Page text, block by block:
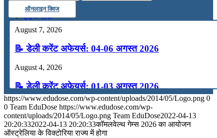
टुडेज जीके
Menu Menu
ऑनलाइन क्विज
August 7, 2026
📝 डेली करेंट अफेयर्स: 04-06 अगस्त 2026
August 4, 2026
📝 डेली करेंट अफेयर्स: 01-03 अगस्त 2026
July 31, 2026
📝 डेली करेंट अफेयर्स: 28-31 जुलाई 2026
https://www.edudose.com/wp-content/uploads/2014/05/Logo.png 0
0 Team EduDose https://www.edudose.com/wp-
content/uploads/2014/05/Logo.png Team EduDose2022-04-13
20:20:332022-04-13 20:20:33कॉमलवेल्‍थ गेम्‍स 2026 का आयोजन
ऑस्‍ट्रेलिया के विक्‍टोरिया राज्‍य में होगा